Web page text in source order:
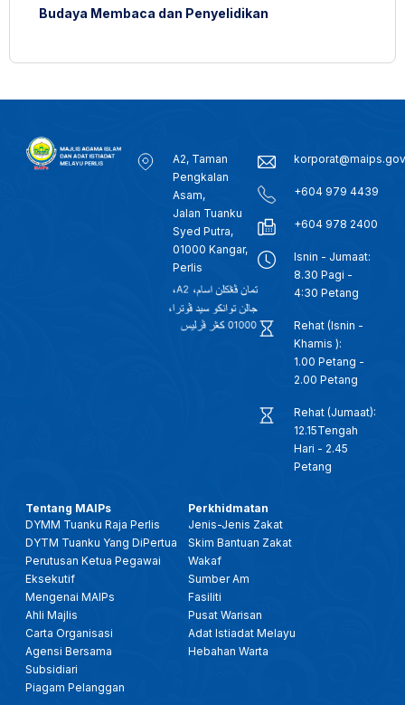
Budaya Membaca dan Penyelidikan
A2, Taman
Pengkalan
Asam,
Jalan Tuanku
Syed Putra,
01000 Kangar,
Perlis
+604 979 4439
+604 978 2400
Isnin - Jumaat:
8.30 Pagi -
4:30 Petang
Rehat (Isnin -
Khamis ):
1.00 Petang -
2.00 Petang
Rehat (Jumaat):
12.15Tengah
Hari - 2.45
Petang
Tentang MAIPs
DYMM Tuanku Raja Perlis
DYTM Tuanku Yang DiPertua
Perutusan Ketua Pegawai
Eksekutif
Mengenai MAIPs
Ahli Majlis
Carta Organisasi
Agensi Bersama
Subsidiari
Piagam Pelanggan
Perkhidmatan
Jenis-Jenis Zakat
Skim Bantuan Zakat
Wakaf
Sumber Am
Fasiliti
Pusat Warisan
Adat Istiadat Melayu
Hebahan Warta